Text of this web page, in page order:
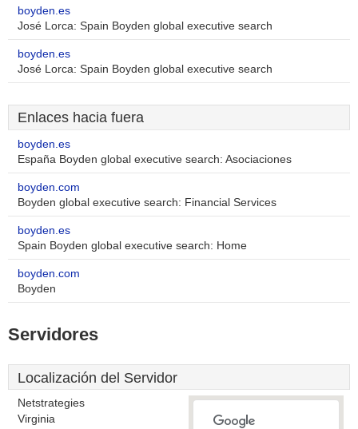
boyden.es
José Lorca: Spain Boyden global executive search
boyden.es
José Lorca: Spain Boyden global executive search
Enlaces hacia fuera
boyden.es
España Boyden global executive search: Asociaciones
boyden.com
Boyden global executive search: Financial Services
boyden.es
Spain Boyden global executive search: Home
boyden.com
Boyden
Servidores
Localización del Servidor
Netstrategies
Virginia